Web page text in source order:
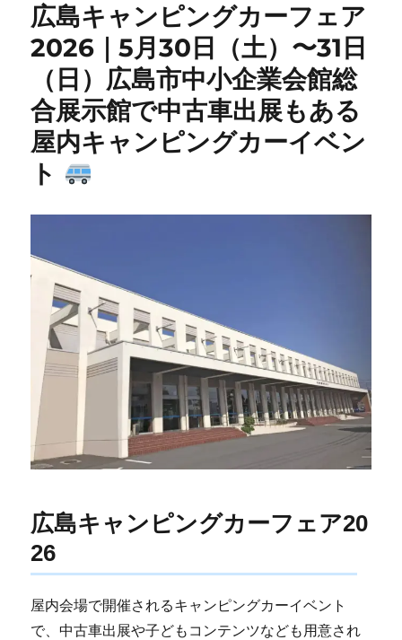
広島キャンピングカーフェア
2026｜5月30日（土）〜31日
（日）広島市中小企業会館総
合展示館で中古車出展もある
屋内キャンピングカーイベン
ト
広島キャンピングカーフェア20
26
屋内会場で開催されるキャンピングカーイベント
で、中古車出展や子どもコンテンツなども用意され